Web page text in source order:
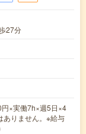
27分
×実働7h×週5日×4
ありません。※給与